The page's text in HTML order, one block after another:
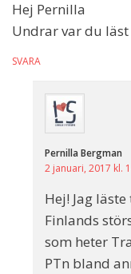
Hej Pernilla
Undrar var du
SVARA
Pernilla Bergman
2 januari, 2017 kl.
Hej! Jag
Finlands
som heter
PTn bland